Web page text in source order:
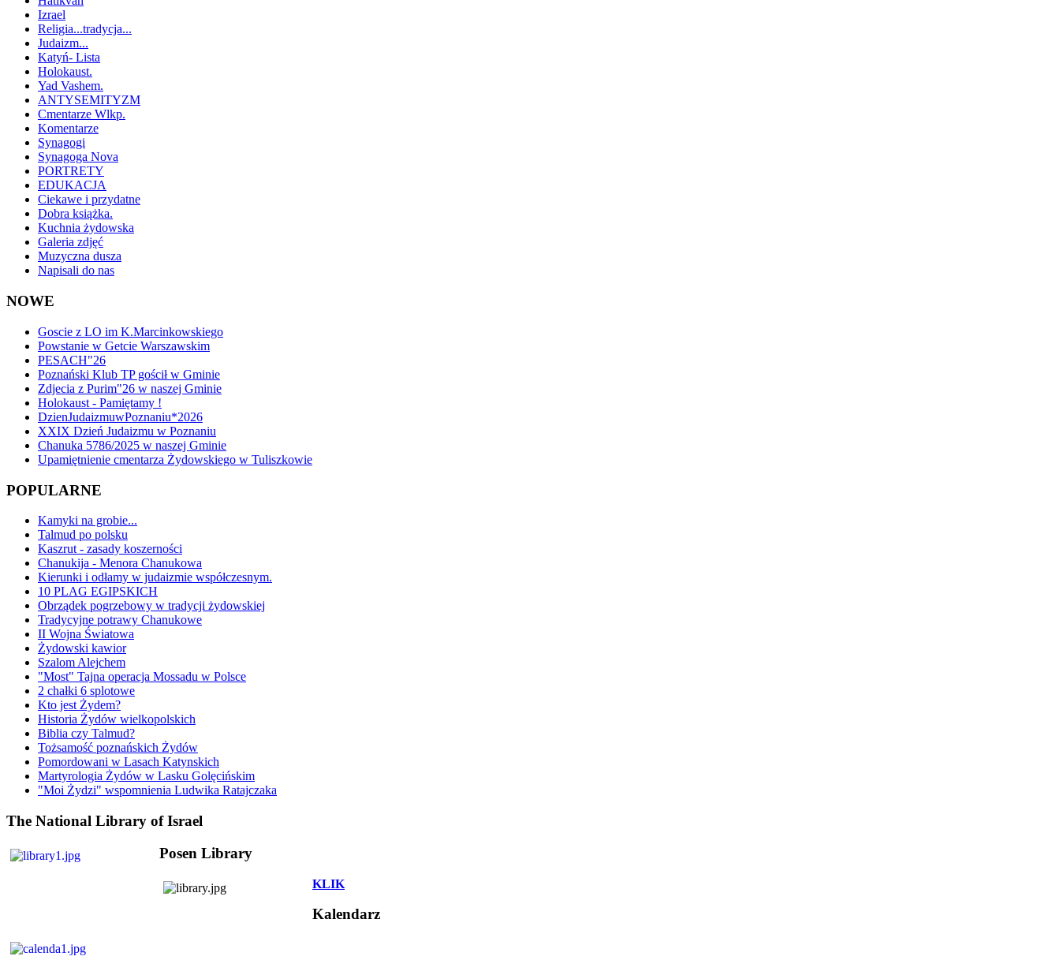
Izrael
Religia...tradycja...
Judaizm...
Katyń- Lista
Holokaust.
Yad Vashem.
ANTYSEMITYZM
Cmentarze Wlkp.
Komentarze
Synagogi
Synagoga Nova
PORTRETY
EDUKACJA
Ciekawe i przydatne
Dobra książka.
Kuchnia żydowska
Galeria zdjęć
Muzyczna dusza
Napisali do nas
NOWE
Goscie z LO im K.Marcinkowskiego
Powstanie w Getcie Warszawskim
PESACH"26
Poznański Klub TP gościł w Gminie
Zdjecia z Purim"26 w naszej Gminie
Holokaust - Pamiętamy !
DzienJudaizmuwPoznaniu*2026
XXIX Dzień Judaizmu w Poznaniu
Chanuka 5786/2025 w naszej Gminie
Upamiętnienie cmentarza Żydowskiego w Tuliszkowie
POPULARNE
Kamyki na grobie...
Talmud po polsku
Kaszrut - zasady koszerności
Chanukija - Menora Chanukowa
Kierunki i odłamy w judaizmie współczesnym.
10 PLAG EGIPSKICH
Obrządek pogrzebowy w tradycji żydowskiej
Tradycyjne potrawy Chanukowe
II Wojna Światowa
Żydowski kawior
Szalom Alejchem
"Most" Tajna operacja Mossadu w Polsce
2 chałki 6 splotowe
Kto jest Żydem?
Historia Żydów wielkopolskich
Biblia czy Talmud?
Tożsamość poznańskich Żydów
Pomordowani w Lasach Katynskich
Martyrologia Żydów w Lasku Golęcińskim
"Moi Żydzi" wspomnienia Ludwika Ratajczaka
The National Library of Israel
Posen Library
KLIK
Kalendarz